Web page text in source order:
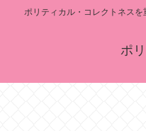
ポリティカル・コレクトネス
ポ